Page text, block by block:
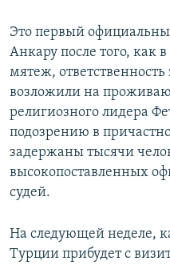
Это первый
Анкару после того, как
мятеж,
возложили на
религиозного лидера
подозрению в
задержаны тысячи
высокопоставленных
судей.
На следующей неделе,
Турции прибудет с